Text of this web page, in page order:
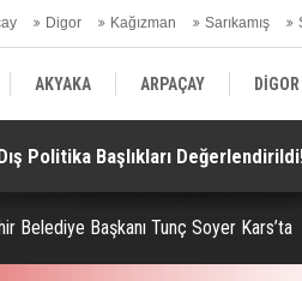
Digor Kağızman Sarıkamış
AKYAKA ARPAÇAY DİGOR
SUSUZ KARS GÜNDEM
Politika Başlıkları
Belediye Başkanı Tunç Soyer Kars’ta